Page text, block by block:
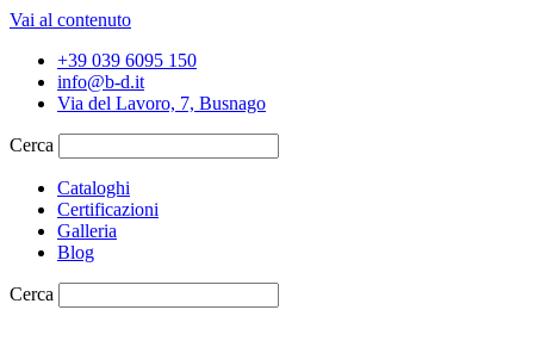
Vai al contenuto
+39 039 6095 150
info@b-d.it
Via del Lavoro, 7, Busnago
Cerca
Cataloghi
Certificazioni
Galleria
Blog
Cerca